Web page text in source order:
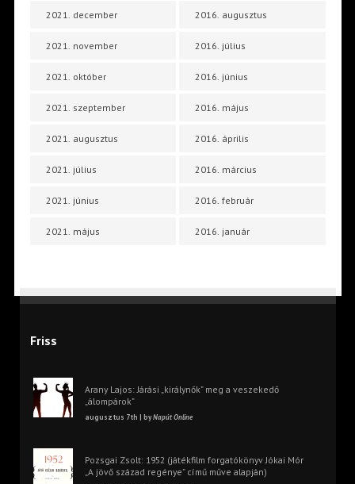
2021. december
2021. november
2021. október
2021. szeptember
2021. augusztus
2021. július
2021. június
2021. május
2016. augusztus
2016. július
2016. június
2016. május
2016. április
2016. március
2016. február
2016. január
Friss
Arany Lajos: Járási „királynők” meg a veszekedő
„álompárok”
augusztus 7th | byNapút Online
Pozsgai Zsolt: 1952 (játékfilm forgatókönyv Jókai Mór
„A jövő század regénye” című műve alapján)